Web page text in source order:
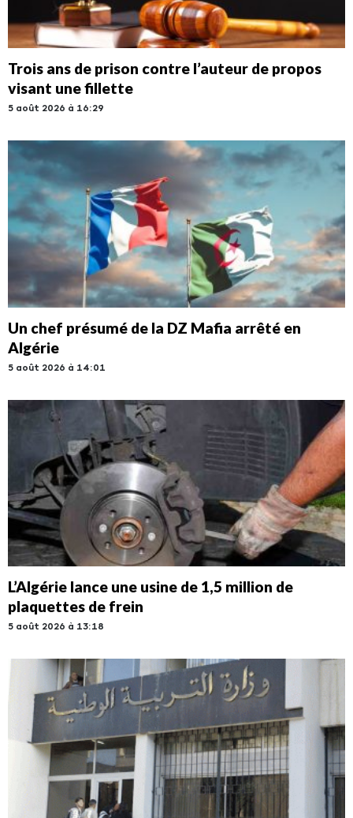
Trois ans de prison contre l’auteur de propos
visant une fillette
5 août 2026 à 16:29
Un chef présumé de la DZ Mafia arrêté en
Algérie
5 août 2026 à 14:01
L’Algérie lance une usine de 1,5 million de
plaquettes de frein
5 août 2026 à 13:18